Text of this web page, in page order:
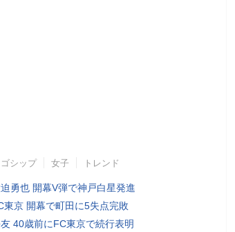
ゴシップ 女子 トレンド
勇也 開幕V弾で神戸白星発進
東京 開幕で町田に5失点完敗
40歳前にFC東京で続行表明